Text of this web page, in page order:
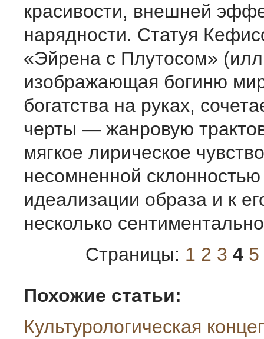
красивости, внешней
нарядности. Статуя
«Эйрена с Плутосом»
изображающая богиню
богатства на руках,
черты — жанровую
мягкое лирическое
несомненной склонностью
идеализации образа и к
несколько
Страницы: 1 2 3 4 5
Похожие статьи:
Культурологическая